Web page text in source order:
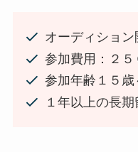
オーディショ
参加費用：２５
参加年齢１５
１年以上の長